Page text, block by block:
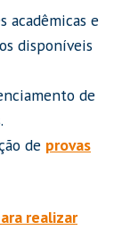
acadêmicas e
disponíveis
de
de provas
realizar